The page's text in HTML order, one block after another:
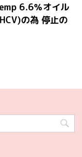
6.6％オイル
の為 停止の